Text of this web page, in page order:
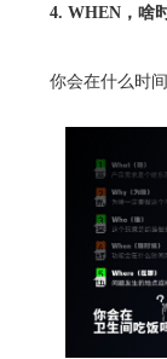
4. WHEN，啥
你会在什么时